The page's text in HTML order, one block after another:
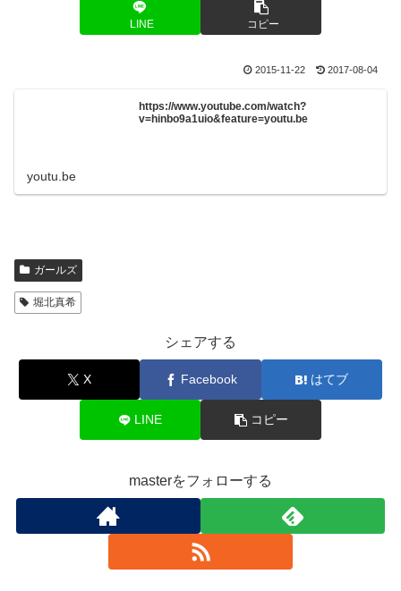
LINE コピー
2015-11-22 2017-08-04
https://www.youtube.com/watch?
v=hinbo9a1uio&feature=youtu.be
youtu.be
ガールズ
堀北真希
シェアする
X Facebook はてブ
LINE コピー
masterをフォローする